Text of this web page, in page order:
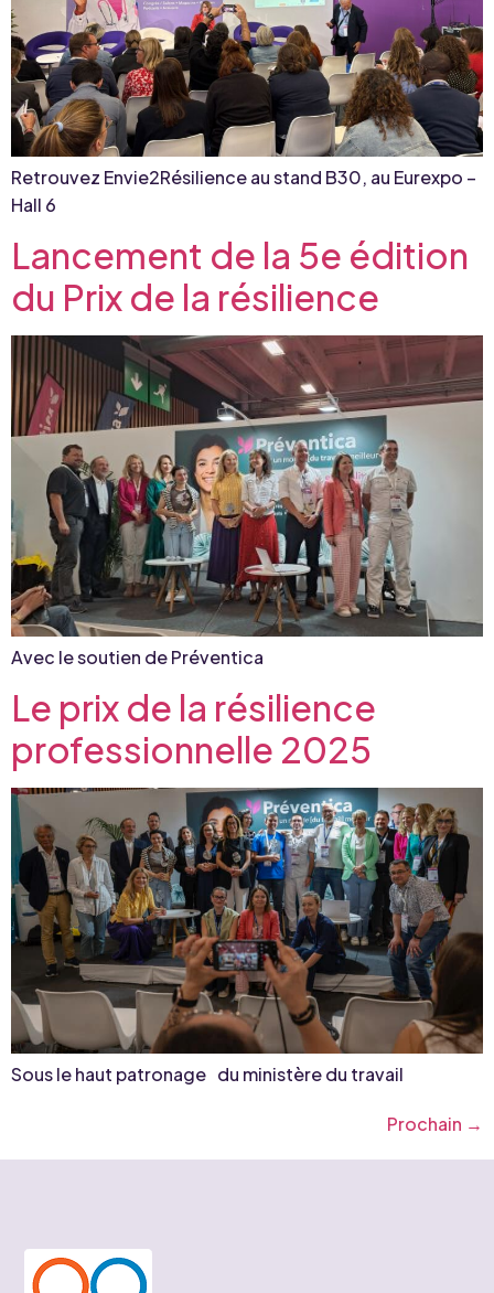
Retrouvez Envie2Résilience au stand B30, au Eurexpo –
Hall 6
Lancement de la 5e édition
du Prix de la résilience
Avec le soutien de Préventica
Le prix de la résilience
professionnelle 2025
Sous le haut patronage du ministère du travail
Prochain →